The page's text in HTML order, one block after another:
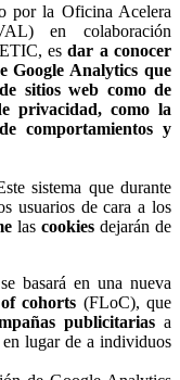
por la Oficina Acelera
en colaboración
esdar a conocer
Google Analytics que
sitios web como de
privacidad, como la
comportamientos y
sistema que durante
usuarios de cara a los
lascookies dejarán de
se basará en una nueva
cohorts (FLoC), que
publicitariasa
en lugar de a individuos